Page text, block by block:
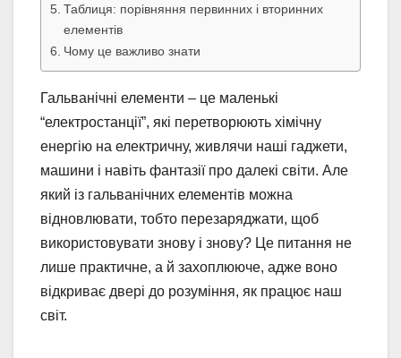
Таблиця: порівняння первинних і вторинних
елементів
Чому це важливо знати
Гальванічні елементи – це маленькі
“електростанції”, які перетворюють хімічну
енергію на електричну, живлячи наші гаджети,
машини і навіть фантазії про далекі світи. Але
який із гальванічних елементів можна
відновлювати, тобто перезаряджати, щоб
використовувати знову і знову? Це питання не
лише практичне, а й захоплююче, адже воно
відкриває двері до розуміння, як працює наш
світ.